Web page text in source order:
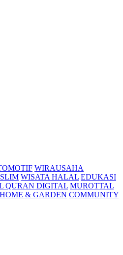
WIRAUSAHA
WISATA HALAL EDUKASI
QURAN DIGITAL MUROTTAL
HOME & GARDEN COMMUNITY